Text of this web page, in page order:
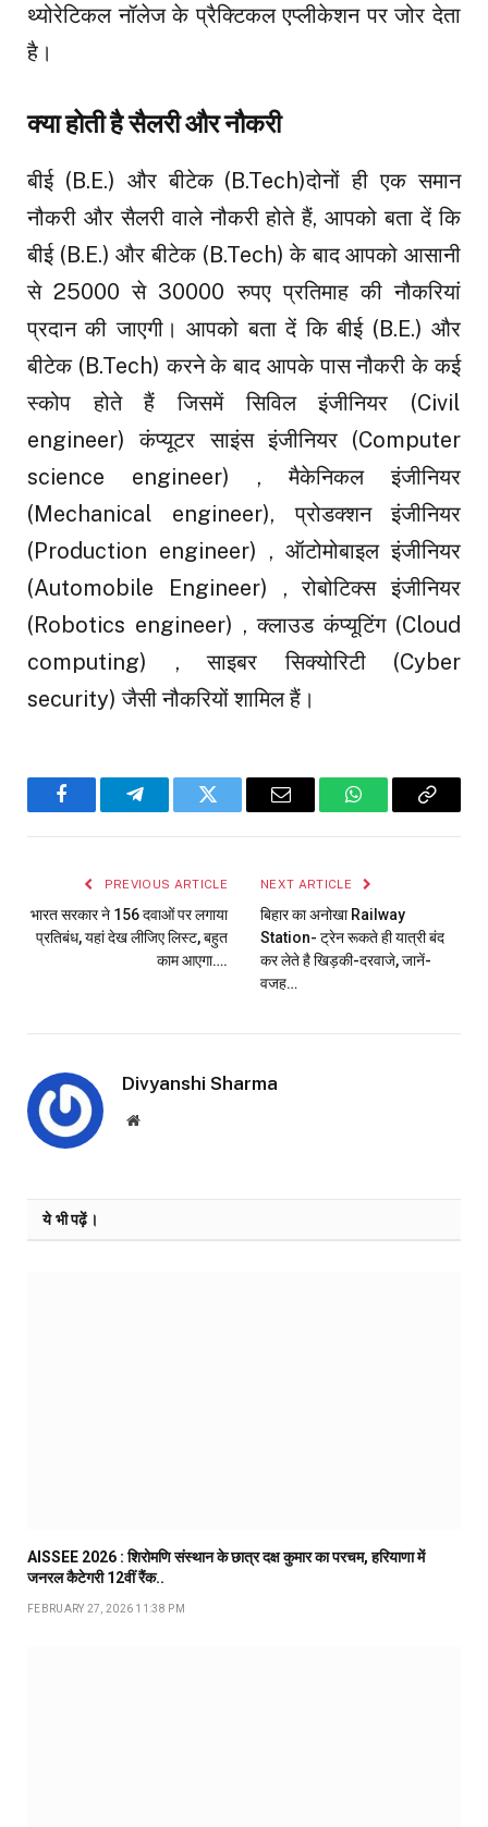
थ्योरेटिकल नॉलेज के प्रैक्टिकल एप्लीकेशन पर जोर देता
है।
क्या होती है सैलरी और नौकरी
बीई (B.E.) और बीटेक (B.Tech)दोनों ही एक समान
नौकरी और सैलरी वाले नौकरी होते हैं, आपको बता दें कि
बीई (B.E.) और बीटेक (B.Tech) के बाद आपको आसानी
से 25000 से 30000 रुपए प्रतिमाह की नौकरियां
प्रदान की जाएगी। आपको बता दें कि बीई (B.E.) और
बीटेक (B.Tech) करने के बाद आपके पास नौकरी के कई
स्कोप होते हैं जिसमें सिविल इंजीनियर (Civil
engineer) कंप्यूटर साइंस इंजीनियर (Computer
science engineer) , मैकेनिकल इंजीनियर
(Mechanical engineer), प्रोडक्शन इंजीनियर
(Production engineer) , ऑटोमोबाइल इंजीनियर
(Automobile Engineer) , रोबोटिक्स इंजीनियर
(Robotics engineer) , क्लाउड कंप्यूटिंग (Cloud
computing) , साइबर सिक्योरिटी (Cyber
security) जैसी नौकरियों शामिल हैं।
FacebookTelegramTwitter Email WhatsAppCopy
PREVIOUS ARTICLE
भारत सरकार ने 156 दवाओं पर लगाया
प्रतिबंध, यहां देख लीजिए लिस्ट, बहुत
काम आएगा….
NEXT ARTICLE
बिहार का अनोखा Railway
Station- ट्रेन रूकते ही यात्री बंद
कर लेते है खिड़की-दरवाजे, जानें-
वजह…
Divyanshi Sharma
Website
ये भी पढ़ें।
AISSEE 2026 : शिरोमणि संस्थान के छात्र दक्ष कुमार का परचम, हरियाणा में
जनरल कैटेगरी 12वीं रैंक..
FEBRUARY 27, 2026 11:38 PM